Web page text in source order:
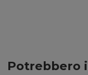
Potrebbero